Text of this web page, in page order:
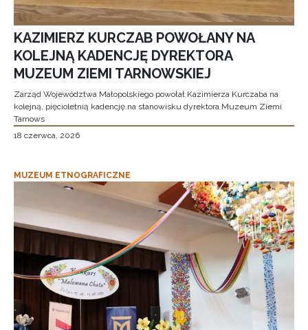
KAZIMIERZ KURCZAB POWOŁANY NA
KOLEJNĄ KADENCJĘ DYREKTORA
MUZEUM ZIEMI TARNOWSKIEJ
Zarząd Województwa Małopolskiego powołał Kazimierza Kurczaba na
kolejną, pięcioletnią kadencję na stanowisku dyrektora Muzeum Ziemi
Tarnows
18 czerwca, 2026
MUZEUM ETNOGRAFICZNE